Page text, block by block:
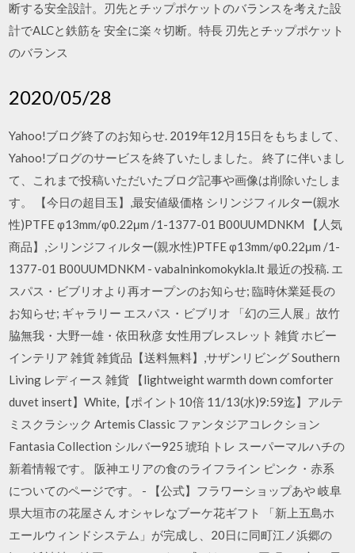
断する安全設計。刃先とチップポケットのバランスを考えた設
計でALCと鉄筋を 安全に楽々切断。特長 刃先とチップポケット
のバランス
2020/05/28
Yahoo!ブログ終了のお知らせ. 2019年12月15日をもちまして、
Yahoo!ブログのサービスを終了いたしました。 終了に伴いまし
て、これまで投稿いただいたブログ記事や画像は削除いたしま
す。 【今日の超目玉】,最安値級価格 シリンジフィルター(親水
性)PTFE φ13mm/φ0.22μm /1-1377-01 B00UUMDNKM 【人気
商品】,シリンジフィルター(親水性)PTFE φ13mm/φ0.22μm /1-
1377-01 B00UUMDNKM - vabalninkomokykla.lt 最近の投稿. エ
スパス・ビブリオより再オープンのお知らせ; 臨時休業延長の
お知らせ; ギャラリー エスパス・ビブリオ 「幻の三人展」故竹
脇無我・大野一雄・依田秋彦 女性用ブレスレット 雑貨 ホビー
インテリア 雑貨 雑貨品【送料無料】,サザンリビング Southern
Living レディース 雑貨 【lightweight warmth down comforter
duvet insert】White,【ポイント10倍 11/13(水)9:59迄】アルテ
ミスクラシック Artemis Classic ファンタジアコレクション
Fantasia Collection シルバー925 琥珀 トレ スーパーマルハチの
新着情報です。 阪神エリアの食のライフライン ピンク・赤系
についてのページです。 - 【公式】フラワーショップあや 岐阜
県大垣市の花屋さん オシャレなブーケ花ギフト 「新上五島ホ
エールウィンドシステム」が完成し、20日に同町江ノ浜郷の